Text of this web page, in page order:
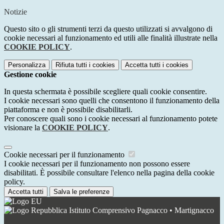
Notizie
Questo sito o gli strumenti terzi da questo utilizzati si avvalgono di
cookie necessari al funzionamento ed utili alle finalità illustrate nella
COOKIE POLICY.
Personalizza Rifiuta tutti i cookies Accetta tutti i cookies
Gestione cookie
In questa schermata è possibile scegliere quali cookie consentire.
I cookie necessari sono quelli che consentono il funzionamento della
piattaforma e non è possibile disabilitarli.
Per conoscere quali sono i cookie necessari al funzionamento potete
visionare la COOKIE POLICY.
Cookie necessari per il funzionamento
I cookie necessari per il funzionamento non possono essere
disabilitati. È possibile consultare l'elenco nella pagina della cookie
policy.
Accetta tutti Salva le preferenze
Istituto Comprensivo Pagnacco • Martignacco